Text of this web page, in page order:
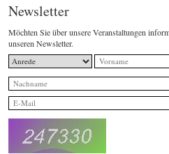
Newsletter
Möchten Sie über unsere Veranstaltungen
unseren Newsletter.